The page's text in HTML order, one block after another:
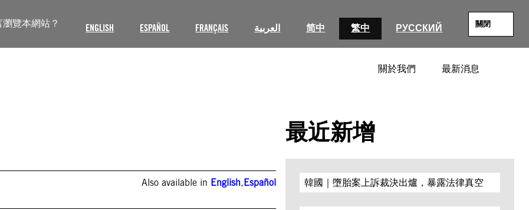
覽本網站？ ENGLISH ESPAÑOL FRANÇAIS العربية 简中 繁中 РУССКИЙ 關閉
關於我們 最新消息
Also available in English,Español
最近新增
韓國｜墮胎案上訴裁決出爐，暴露法律真空